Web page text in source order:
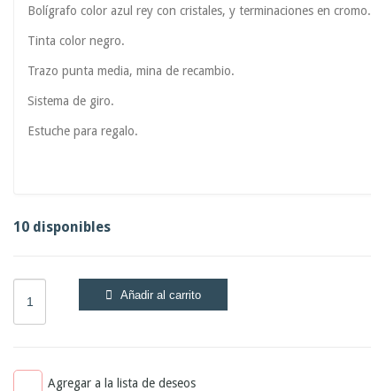
Bolígrafo color azul rey con cristales, y terminaciones en cromo.
Tinta color negro.
Trazo punta media, mina de recambio.
Sistema de giro.
Estuche para regalo.
10 disponibles
Añadir al carrito
Agregar a la lista de deseos